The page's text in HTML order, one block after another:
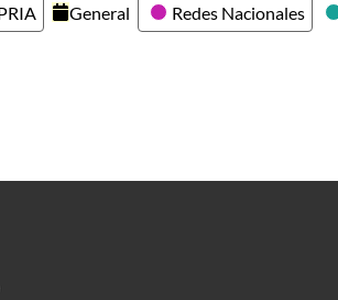
General Redes Nacionales